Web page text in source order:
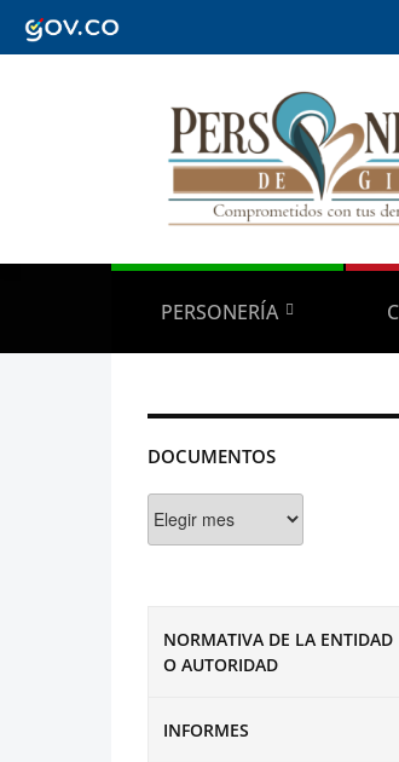
PERSONERÍA
DOCUMENTOS
NORMATIVA DE LA ENTIDAD
O AUTORIDAD
INFORMES